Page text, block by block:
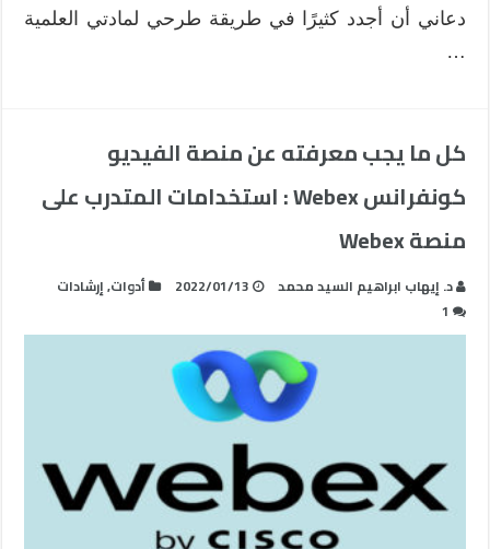
دعاني أن أجدد كثيرًا في طريقة طرحي لمادتي العلمية
…
كل ما يجب معرفته عن منصة الفيديو
كونفرانس Webex : استخدامات المتدرب على
منصة Webex
د. إيهاب ابراهيم السيد محمد 2022/01/13 أدوات,إرشادات
1